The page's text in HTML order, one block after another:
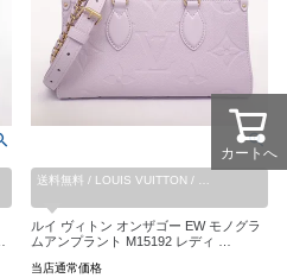
送料無料 / LOUIS VUITTON / …
ルイ ヴィトン オンザゴー EW モノグラ
ムアンプラント M15192 レディ …
当店通常価格
カートへ